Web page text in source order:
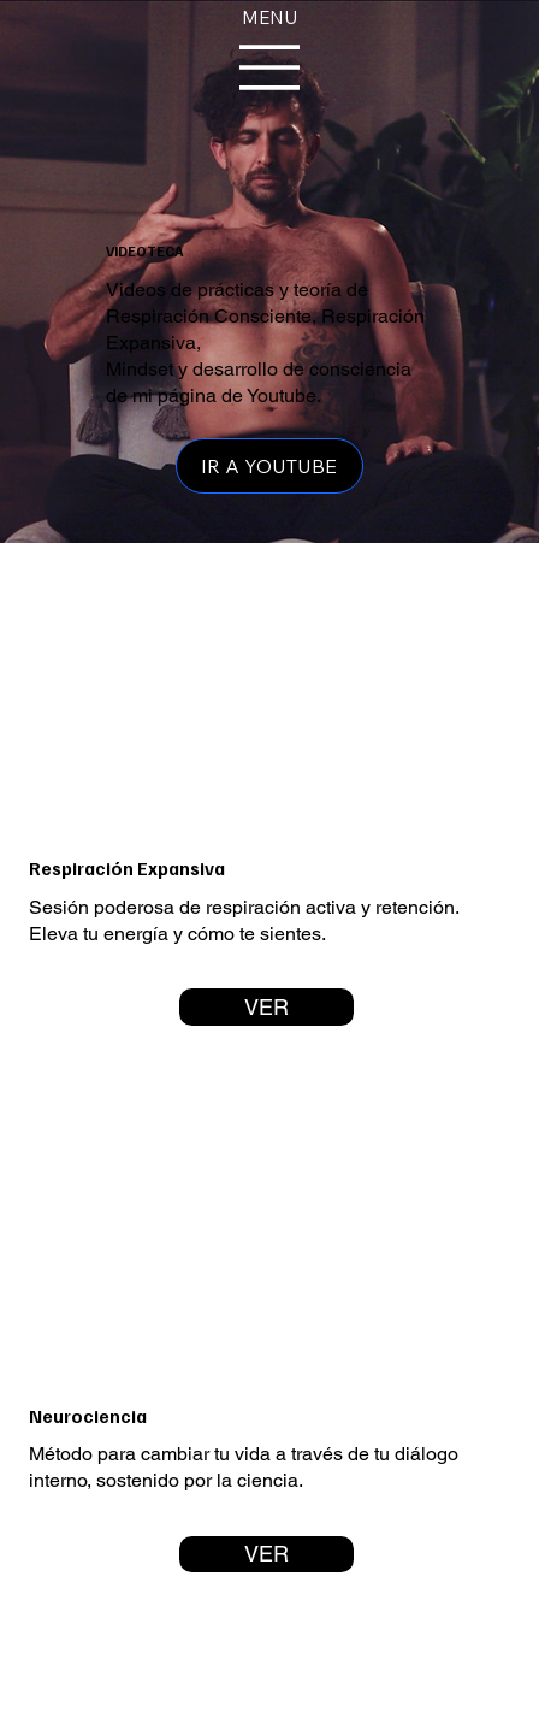
MENU
VIDEOTECA
Videos de prácticas y teoría de
Respiración Consciente, Respiración
Expansiva,
Mindset y desarrollo de consciencia
de mi página de Youtube.
IR A YOUTUBE
Respiración Expansiva
Sesión poderosa de respiración activa y retención.
Eleva tu energía y cómo te sientes.
VER
Neurociencia
Método para cambiar tu vida a través de tu diálogo
interno, sostenido por la ciencia.
VER